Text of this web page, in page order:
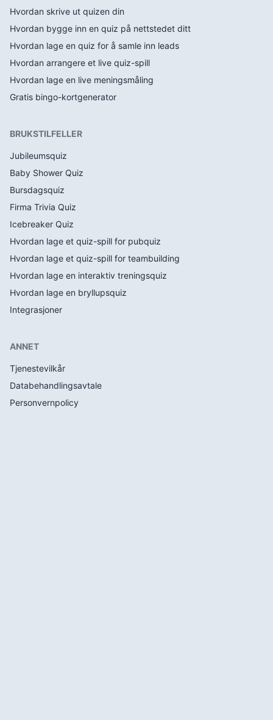
Hvordan skrive ut quizen din
Hvordan bygge inn en quiz på nettstedet ditt
Hvordan lage en quiz for å samle inn leads
Hvordan arrangere et live quiz-spill
Hvordan lage en live meningsmåling
Gratis bingo-kortgenerator
BRUKSTILFELLER
Jubileumsquiz
Baby Shower Quiz
Bursdagsquiz
Firma Trivia Quiz
Icebreaker Quiz
Hvordan lage et quiz-spill for pubquiz
Hvordan lage et quiz-spill for teambuilding
Hvordan lage en interaktiv treningsquiz
Hvordan lage en bryllupsquiz
Integrasjoner
ANNET
Tjenestevilkår
Databehandlingsavtale
Personvernpolicy